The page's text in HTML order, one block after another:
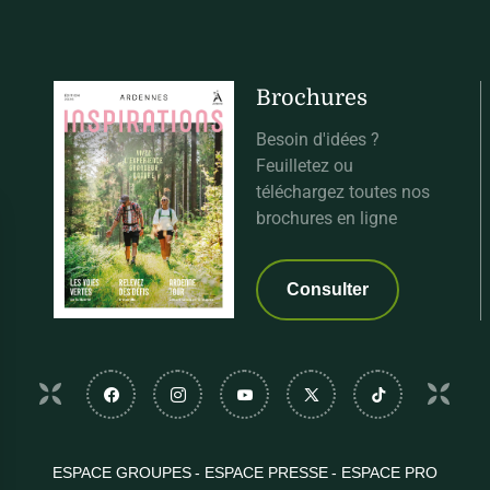
Brochures
Besoin d'idées ?
Feuilletez ou
téléchargez toutes nos
brochures en ligne
Consulter
Suivez-nous sur Facebook
Suivez-nous sur Instagram
Suivez-nous sur Youtube
Suivez-nous sur
Suivez-
ESPACE GROUPES ESPACE PRESSE ESPACE PRO